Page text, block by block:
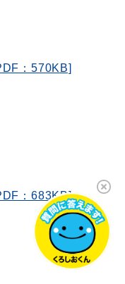
：570KB]
：683KB]